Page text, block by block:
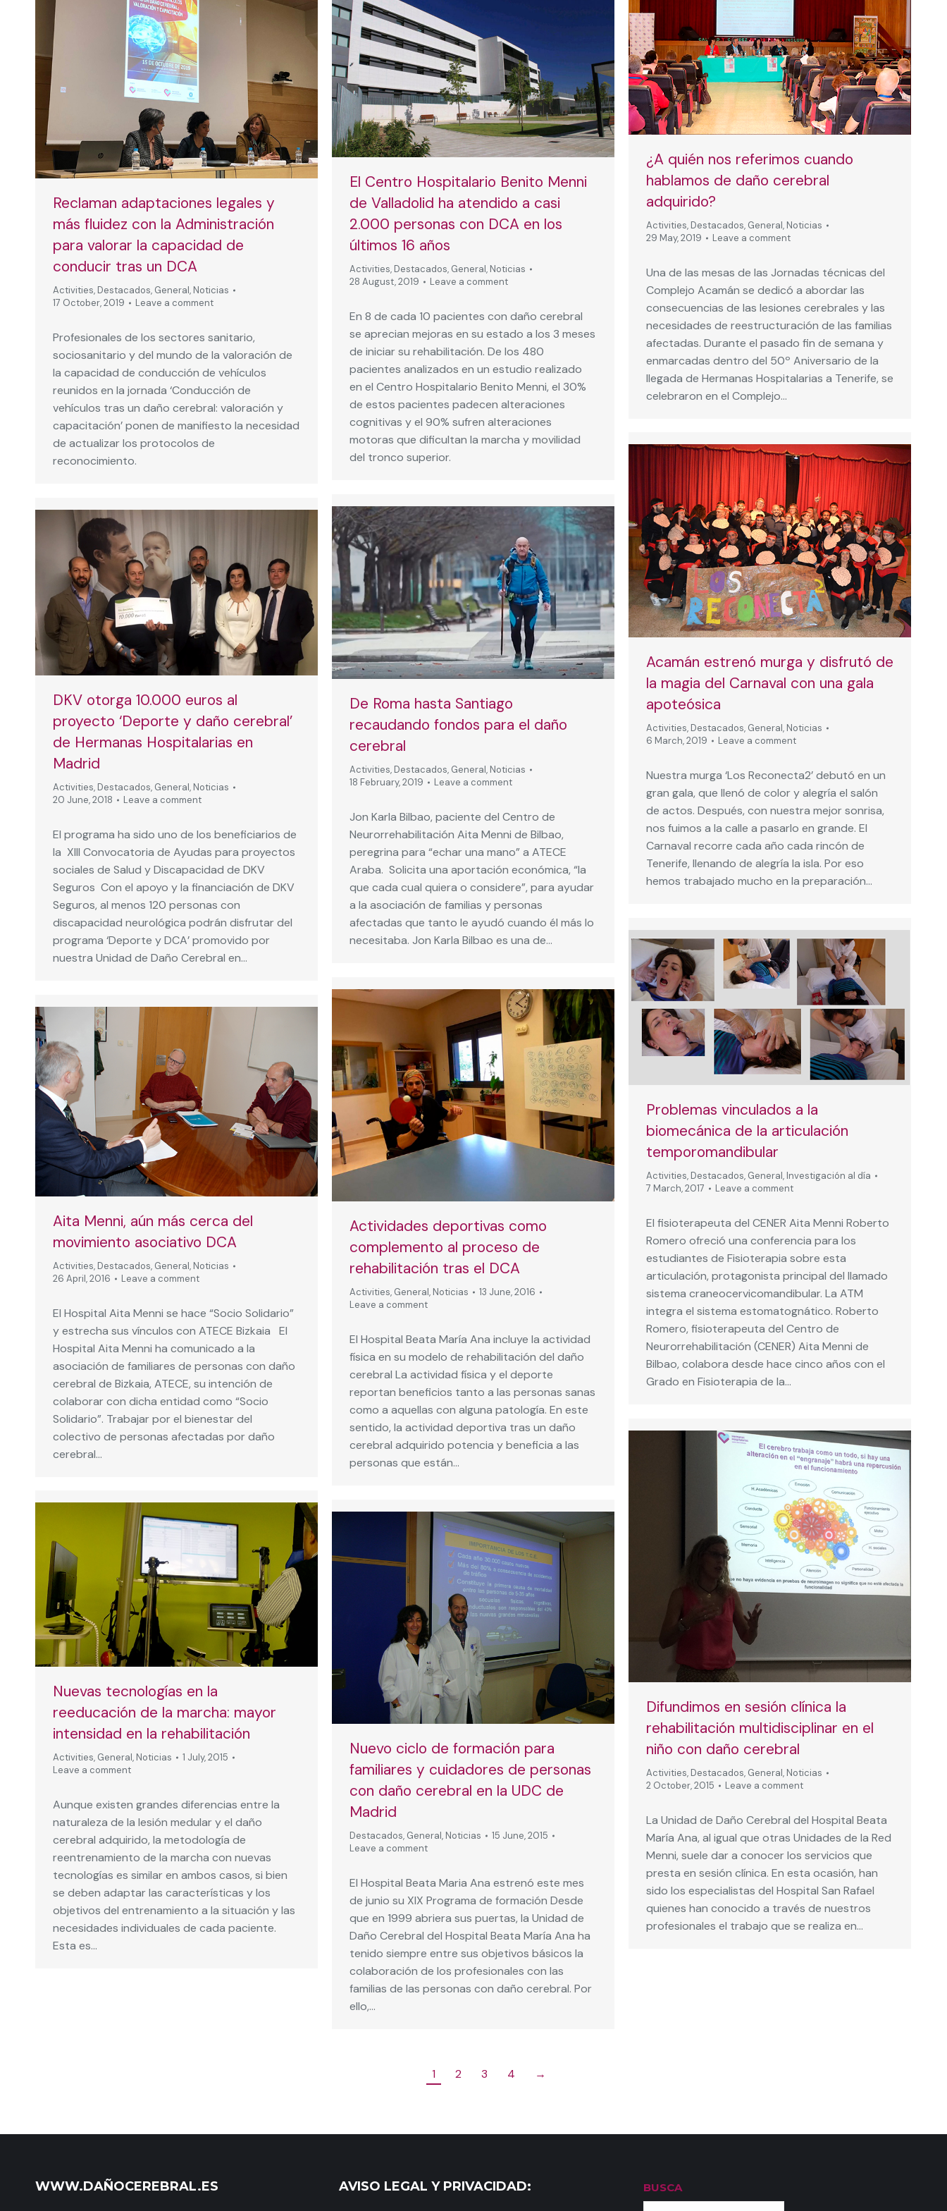
Reclaman adaptaciones legales y
más fluidez con la Administración
para valorar la capacidad de
conducir tras un DCA
Activities, Destacados, General, Noticias
17 October, 2019
Leave a comment
Profesionales de los sectores sanitario,
sociosanitario y del mundo de la valoración de
la capacidad de conducción de vehículos
reunidos en la jornada ‘Conducción de
vehículos tras un daño cerebral: valoración y
capacitación’ ponen de manifiesto la necesidad
de actualizar los protocolos de
reconocimiento.
El Centro Hospitalario Benito Menni
de Valladolid ha atendido a casi
2.000 personas con DCA en los
últimos 16 años
Activities, Destacados, General, Noticias
28 August, 2019
Leave a comment
En 8 de cada 10 pacientes con daño cerebral
se aprecian mejoras en su estado a los 3 meses
de iniciar su rehabilitación. De los 480
pacientes analizados en un estudio realizado
en el Centro Hospitalario Benito Menni, el 30%
de estos pacientes padecen alteraciones
cognitivas y el 90% sufren alteraciones
motoras que dificultan la marcha y movilidad
del tronco superior.
¿A quién nos referimos cuando
hablamos de daño cerebral
adquirido?
Activities, Destacados, General, Noticias
29 May, 2019
Leave a comment
Una de las mesas de las Jornadas técnicas del
Complejo Acamán se dedicó a abordar las
consecuencias de las lesiones cerebrales y las
necesidades de reestructuración de las familias
afectadas. Durante el pasado fin de semana y
enmarcadas dentro del 50º Aniversario de la
llegada de Hermanas Hospitalarias a Tenerife, se
celebraron en el Complejo…
Acamán estrenó murga y disfrutó de
la magia del Carnaval con una gala
apoteósica
Activities, Destacados, General, Noticias
6 March, 2019
Leave a comment
Nuestra murga ‘Los Reconecta2’ debutó en un
gran gala, que llenó de color y alegría el salón
de actos. Después, con nuestra mejor sonrisa,
nos fuimos a la calle a pasarlo en grande. El
Carnaval recorre cada año cada rincón de
Tenerife, llenando de alegría la isla. Por eso
hemos trabajado mucho en la preparación…
De Roma hasta Santiago
recaudando fondos para el daño
cerebral
Activities, Destacados, General, Noticias
18 February, 2019
Leave a comment
Jon Karla Bilbao, paciente del Centro de
Neurorrehabilitación Aita Menni de Bilbao,
peregrina para “echar una mano” a ATECE
Araba. Solicita una aportación económica, “la
que cada cual quiera o considere”, para ayudar
a la asociación de familias y personas
afectadas que tanto le ayudó cuando él más lo
necesitaba. Jon Karla Bilbao es una de…
DKV otorga 10.000 euros al
proyecto ‘Deporte y daño cerebral’
de Hermanas Hospitalarias en
Madrid
Activities, Destacados, General, Noticias
20 June, 2018
Leave a comment
El programa ha sido uno de los beneficiarios de
la XIII Convocatoria de Ayudas para proyectos
sociales de Salud y Discapacidad de DKV
Seguros Con el apoyo y la financiación de DKV
Seguros, al menos 120 personas con
discapacidad neurológica podrán disfrutar del
programa ‘Deporte y DCA’ promovido por
nuestra Unidad de Daño Cerebral en…
Problemas vinculados a la
biomecánica de la articulación
temporomandibular
Activities, Destacados, General, Investigación al día
7 March, 2017
Leave a comment
El fisioterapeuta del CENER Aita Menni Roberto
Romero ofreció una conferencia para los
estudiantes de Fisioterapia sobre esta
articulación, protagonista principal del llamado
sistema craneocervicomandibular. La ATM
integra el sistema estomatognático. Roberto
Romero, fisioterapeuta del Centro de
Neurorrehabilitación (CENER) Aita Menni de
Bilbao, colabora desde hace cinco años con el
Grado en Fisioterapia de la…
Actividades deportivas como
complemento al proceso de
rehabilitación tras el DCA
Activities, General, Noticias
13 June, 2016
Leave a comment
El Hospital Beata María Ana incluye la actividad
física en su modelo de rehabilitación del daño
cerebral La actividad física y el deporte
reportan beneficios tanto a las personas sanas
como a aquellas con alguna patología. En este
sentido, la actividad deportiva tras un daño
cerebral adquirido potencia y beneficia a las
personas que están…
Aita Menni, aún más cerca del
movimiento asociativo DCA
Activities, Destacados, General, Noticias
26 April, 2016
Leave a comment
El Hospital Aita Menni se hace “Socio Solidario”
y estrecha sus vínculos con ATECE Bizkaia El
Hospital Aita Menni ha comunicado a la
asociación de familiares de personas con daño
cerebral de Bizkaia, ATECE, su intención de
colaborar con dicha entidad como “Socio
Solidario”. Trabajar por el bienestar del
colectivo de personas afectadas por daño
cerebral…
Difundimos en sesión clínica la
rehabilitación multidisciplinar en el
niño con daño cerebral
Activities, Destacados, General, Noticias
2 October, 2015
Leave a comment
La Unidad de Daño Cerebral del Hospital Beata
María Ana, al igual que otras Unidades de la Red
Menni, suele dar a conocer los servicios que
presta en sesión clínica. En esta ocasión, han
sido los especialistas del Hospital San Rafael
quienes han conocido a través de nuestros
profesionales el trabajo que se realiza en…
Nuevas tecnologías en la
reeducación de la marcha: mayor
intensidad en la rehabilitación
Activities, General, Noticias
1 July, 2015
Leave a comment
Aunque existen grandes diferencias entre la
naturaleza de la lesión medular y el daño
cerebral adquirido, la metodología de
reentrenamiento de la marcha con nuevas
tecnologías es similar en ambos casos, si bien
se deben adaptar las características y los
objetivos del entrenamiento a la situación y las
necesidades individuales de cada paciente.
Esta es…
Nuevo ciclo de formación para
familiares y cuidadores de personas
con daño cerebral en la UDC de
Madrid
Destacados, General, Noticias
15 June, 2015
Leave a comment
El Hospital Beata Maria Ana estrenó este mes
de junio su XIX Programa de formación Desde
que en 1999 abriera sus puertas, la Unidad de
Daño Cerebral del Hospital Beata María Ana ha
tenido siempre entre sus objetivos básicos la
colaboración de los profesionales con las
familias de las personas con daño cerebral. Por
ello,…
1 2 3 4 →
WWW.DAÑOCEREBRAL.ES AVISO LEGAL Y PRIVACIDAD: BUSCA